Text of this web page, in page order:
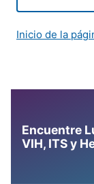
Inicio de la
Encuentre
VIH, ITS y